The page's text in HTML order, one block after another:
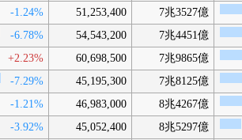
-1.24% 51,253,400 7兆3527億
-6.78% 54,543,200 7兆4451億
+2.23% 60,698,500 7兆9865億
-7.29% 45,195,300 7兆8125億
-1.21% 46,983,000 8兆4267億
-3.92% 45,052,400 8兆5297億